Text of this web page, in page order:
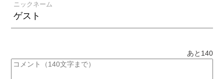
ニックネーム
あと 140